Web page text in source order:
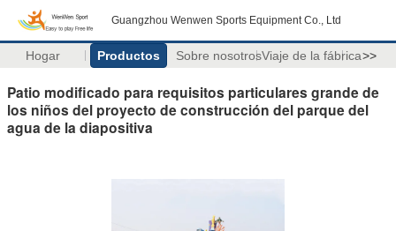
Guangzhou Wenwen Sports Equipment Co., Ltd
Hogar Productos Sobre nosotrosViaje de la fábrica>>
Patio modificado para requisitos particulares grande de
los niños del proyecto de construcción del parque del
agua de la diapositiva